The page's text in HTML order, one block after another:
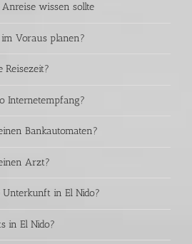
wissen sollte
Voraus planen?
Reisezeit?
Internetempfang?
Bankautomaten?
Arzt?
in El Nido?
in El Nido?